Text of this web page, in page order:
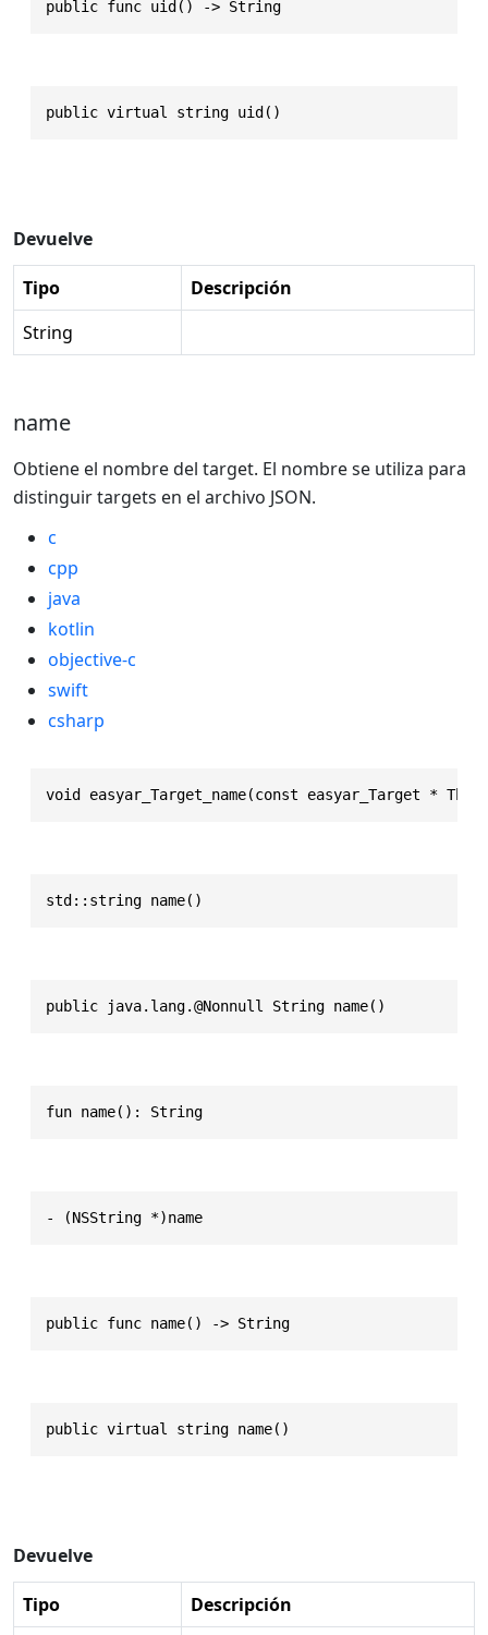
public func uid() -> String
public virtual string uid()
Devuelve
Tipo
Descripción
String
name
Obtiene el nombre del target. El nombre se utiliza para
distinguir targets en el archivo JSON.
c
cpp
java
kotlin
objective-c
swift
csharp
void easyar_Target_name(const easyar_Target *
std::string name()
public java.lang.@Nonnull String name()
fun name(): String
- (NSString *)name
public func name() -> String
public virtual string name()
Devuelve
Tipo
Descripción